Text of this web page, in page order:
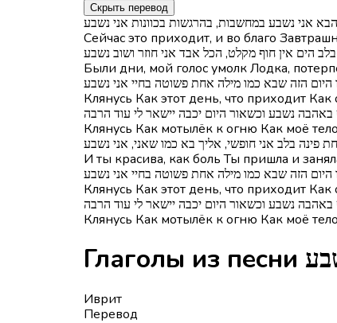
Скрыть перевод
אני נשבע במחשבות, בהרגשות בכוונות אני נשבע
Сейчас это приходит, и во благо
הים אין חוף מקלט, הכל אבד אני חוזר ושוב נשבע
Были дни, мой голос умолк Лодка,
היום הזה שבא כמו מילה אחת פשוטה בחיי אני נשבע
Клянусь Как этот день, что приходит
נשבע וכשאור היום יכבה יישאר לי עוד הרבה
Клянусь Как мотылёк к огню Как моё
פינה בלב אני חופשי, אליך בא כמו שאני, אני נשבע
И ты красива, как боль Ты пришла и
היום הזה שבא כמו מילה אחת פשוטה בחיי אני נשבע
Клянусь Как этот день, что приходит
Клянусь Как мотылёк к огню Как моё
Иврит
Перевод